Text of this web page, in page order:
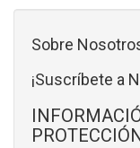
Sobre
¡Suscríbete a